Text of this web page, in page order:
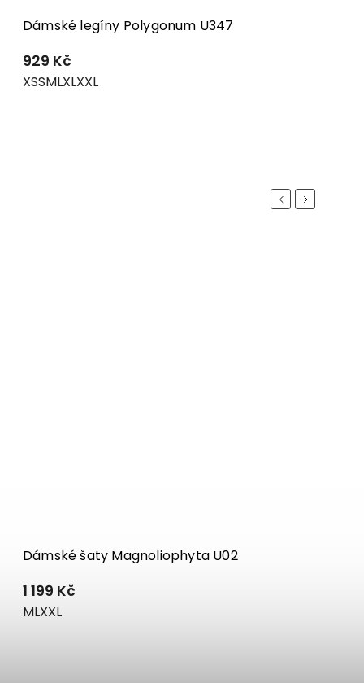
Dámské legíny Polygonum U347
929 Kč
XSSMLXLXXL
Previous
Dámské šaty Magnoliophyta U02
1 199 Kč
MLXXL
Next